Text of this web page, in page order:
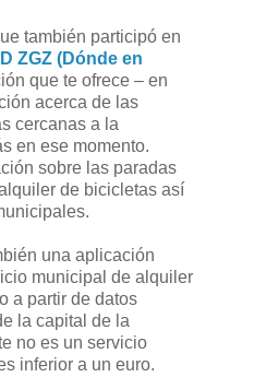
también participó en
ZGZ (Dónde en
que te ofrece – en
acerca de las
cercanas a la
en ese momento.
sobre las paradas
de bicicletas así
una aplicación
municipal de alquiler
a partir de datos
la capital de la
no es un servicio
inferior a un euro.